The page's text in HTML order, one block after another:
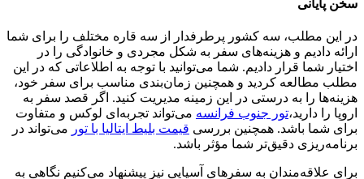
سخن پایانی
در این مطلب، سه کشور پرطرفدار از سه قاره مختلف را برای شما
ارائه دادیم و هزینه‌های سفر به شکل مجردی و خانوادگی را در
اختیار شما قرار دادیم. شما می‌توانید با توجه به اطلاعاتی که در این
مطلب مطالعه کردید و همچنین زمان‌بندی مناسب برای سفر خود،
هزینه‌ها را به درستی در این زمینه مدیریت کنید. اگر قصد سفر به
اروپا را دارید،تور جنوب فرانسه می‌تواند تجربه‌ای لوکس و متفاوت
برای شما باشد. همچنین بررسی قیمت بلیط ایتالیا با تور می‌تواند در
برنامه‌ریزی دقیق‌تر شما مؤثر باشد.
برای علاقه‌مندان به سفرهای آسیایی نیز پیشنهاد می‌کنیم نگاهی به